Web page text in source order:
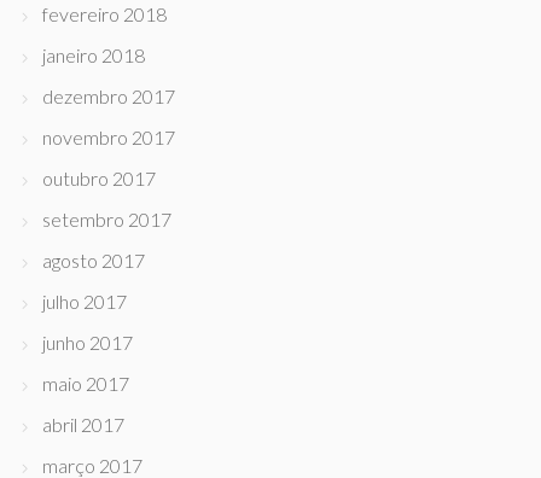
fevereiro 2018
janeiro 2018
dezembro 2017
novembro 2017
outubro 2017
setembro 2017
agosto 2017
julho 2017
junho 2017
maio 2017
abril 2017
março 2017